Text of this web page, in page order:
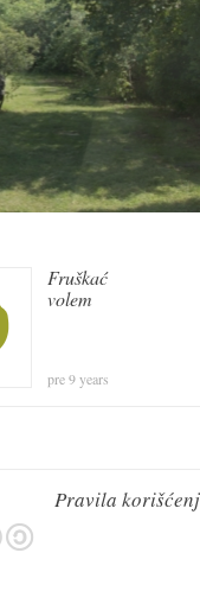
Fruškać
volem
pre 9 years
Pravila